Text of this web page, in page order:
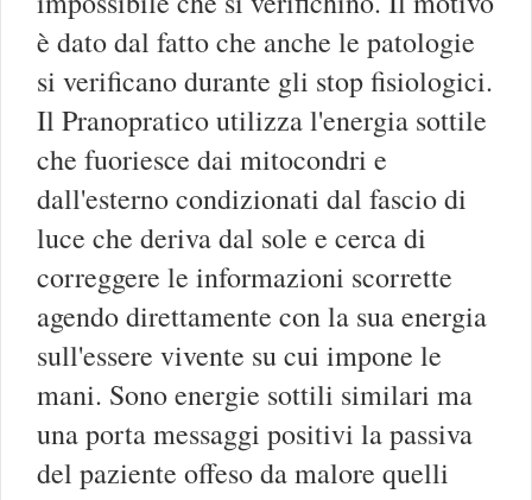
è dato dal fatto che anche le patologie
si verificano durante gli stop fisiologici.
Il Pranopratico utilizza l'energia sottile
che fuoriesce dai mitocondri e
dall'esterno condizionati dal fascio di
luce che deriva dal sole e cerca di
correggere le informazioni scorrette
agendo direttamente con la sua energia
sull'essere vivente su cui impone le
mani. Sono energie sottili similari ma
una porta messaggi positivi la passiva
del paziente offeso da malore quelli